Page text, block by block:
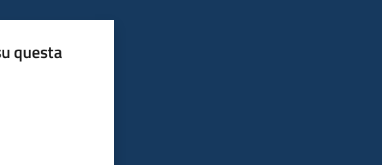
questa